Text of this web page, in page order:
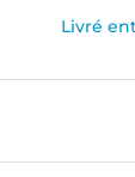
Livré